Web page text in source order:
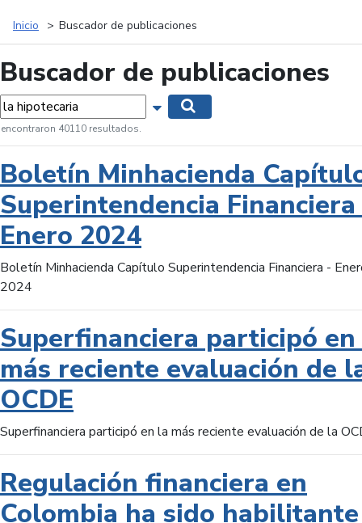
Inicio Buscador de publicaciones
Buscador de publicaciones
Mostrar opciones de búsqueda
encontraron 40110 resultados.
Boletín Minhacienda
Superintendencia
Enero 2024
Boletín Minhacienda Capítulo Superintendencia Financiera -
2024
Superfinanciera participó
más reciente evaluación de
OCDE
Superfinanciera participó en la más reciente evaluación de la
Regulación financiera en
Colombia ha sido habilitante